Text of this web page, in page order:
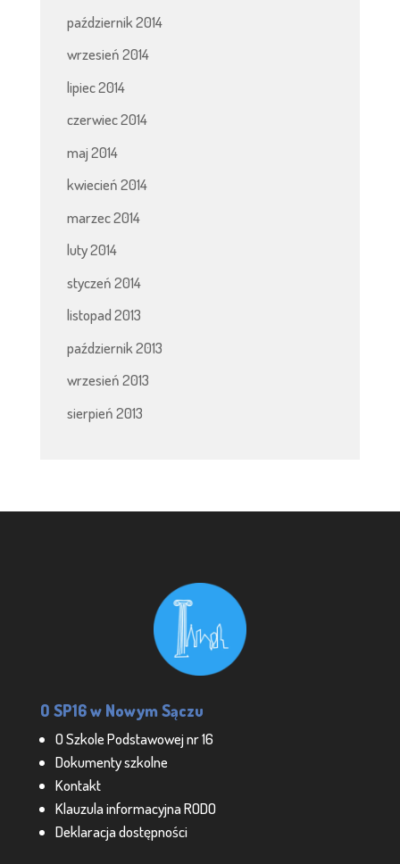
październik 2014
wrzesień 2014
lipiec 2014
czerwiec 2014
maj 2014
kwiecień 2014
marzec 2014
luty 2014
styczeń 2014
listopad 2013
październik 2013
wrzesień 2013
sierpień 2013
O SP16 w Nowym Sączu
O Szkole Podstawowej nr 16
Dokumenty szkolne
Kontakt
Klauzula informacyjna RODO
Deklaracja dostępności